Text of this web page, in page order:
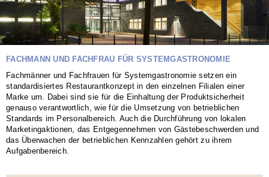
FACHMANN UND FACHFRAU FÜR SYSTEMGASTRONOMIE
Fachmänner und Fachfrauen für Systemgastronomie setzen ein
standardisiertes Restaurantkonzept in den einzelnen Filialen einer
Marke um. Dabei sind sie für die Einhaltung der Produktsicherheit
genauso verantwortlich, wie für die Umsetzung von betrieblichen
Standards im Personalbereich. Auch die Durchführung von lokalen
Marketingaktionen, das Entgegennehmen von Gästebeschwerden und
das Überwachen der betrieblichen Kennzahlen gehört zu ihrem
Aufgabenbereich.